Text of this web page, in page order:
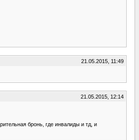
21.05.2015, 11:49
21.05.2015, 12:14
бронь, где инвалиды и тд, и